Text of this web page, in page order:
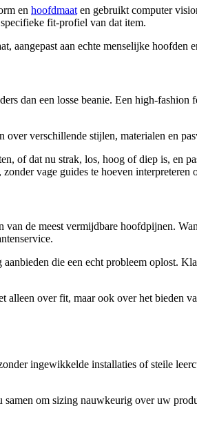
en hoofdmaat en gebruikt computer
fit-profiel van dat item.
aangepast aan echte menselijke hoofden
dan een losse beanie. Een high-
verschillende stijlen, materialen en
of dat nu strak, los, hoog of diep is, en
vage guides te hoeven interpreteren
de meest vermijdbare hoofdpijnen.
die een echt probleem oplost.
over fit, maar ook over het bieden
ingewikkelde installaties of steile
om sizing nauwkeurig over uw